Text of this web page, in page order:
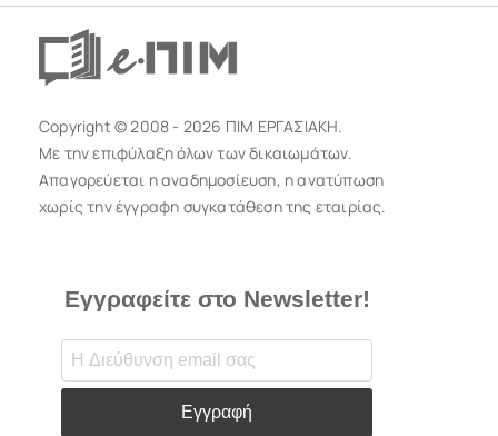
Copyright © 2008 - 2026 ΠΙΜ ΕΡΓΑΣΙΑΚΗ.
Με την επιφύλαξη όλων των δικαιωμάτων.
Απαγορεύεται η αναδημοσίευση, η ανατύπωση
χωρίς την έγγραφη συγκατάθεση της εταιρίας.
Εγγραφείτε στο Newsletter!
Εγγραφή